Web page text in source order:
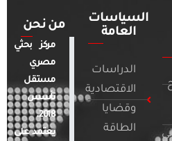
السياسات
العامة
الدراسات
الاقتصادية
وقضايا
الطاقة
من نحن
مركز بحثي
مصري
مستقل
تأسس
2018.
يعتمد على